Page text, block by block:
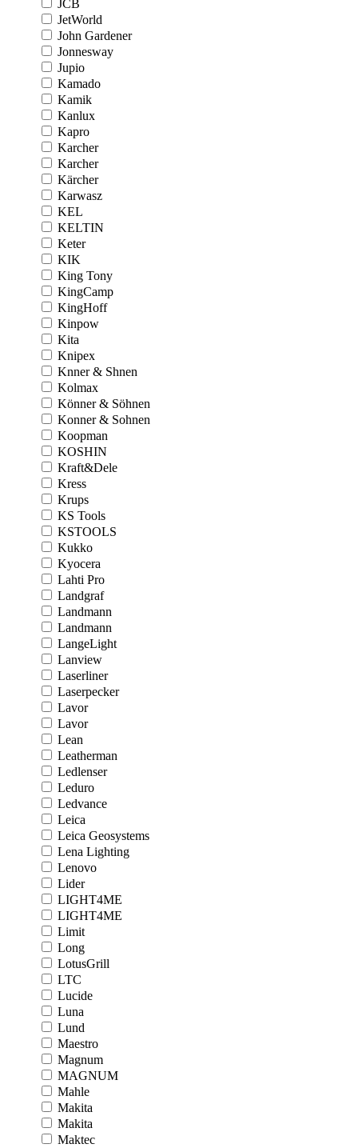
JCB
JetWorld
John Gardener
Jonnesway
Jupio
Kamado
Kamik
Kanlux
Kapro
Karcher
Karcher
Kärcher
Karwasz
KEL
KELTIN
Keter
KIK
King Tony
KingCamp
KingHoff
Kinpow
Kita
Knipex
Knner & Shnen
Kolmax
Könner & Söhnen
Konner & Sohnen
Koopman
KOSHIN
Kraft&Dele
Kress
Krups
KS Tools
KSTOOLS
Kukko
Kyocera
Lahti Pro
Landgraf
Landmann
Landmann
LangeLight
Lanview
Laserliner
Laserpecker
Lavor
Lavor
Lean
Leatherman
Ledlenser
Leduro
Ledvance
Leica
Leica Geosystems
Lena Lighting
Lenovo
Lider
LIGHT4ME
LIGHT4ME
Limit
Long
LotusGrill
LTC
Lucide
Luna
Lund
Maestro
Magnum
MAGNUM
Mahle
Makita
Makita
Maktec